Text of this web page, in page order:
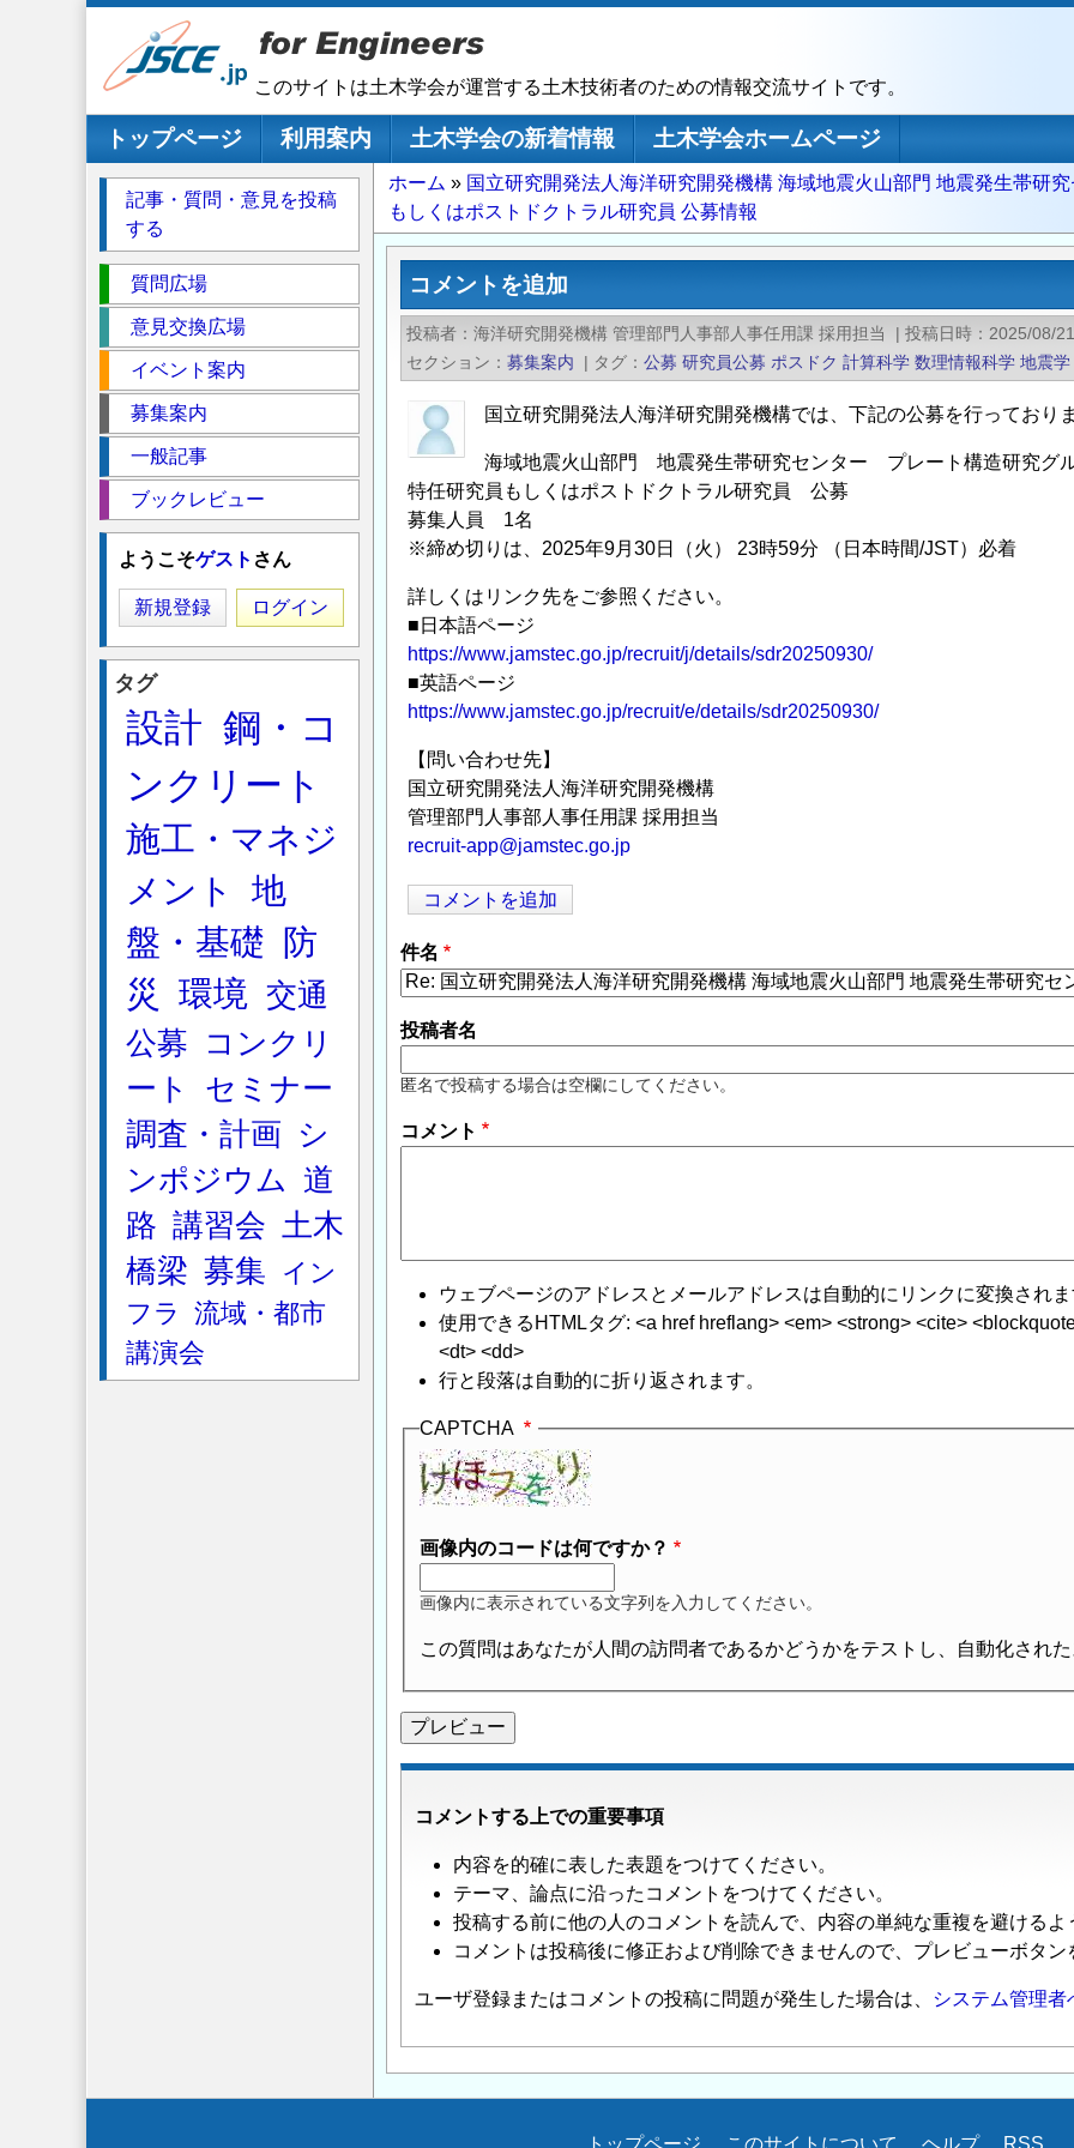
このサイトは土木学会が運営する土木技術者のための情報交流サイトです。
メインナビゲーション
トップページ 利用案内 土木学会の新着情報
土木学会ホームページ
パ
ン
く
ホーム
国立研究開発法人海洋研究開発機構 海域地震火山部門 地震発生帯研
もしくはポストドクトラル研究員 公募情報
コメントを追加
投稿者 海洋研究開発機構 管理部門人事部人事任用課 採用担当 | 投稿日時
2025/08/
セクション
募集案内 | タグ 公募 研究員公募 ポスドク 計算科学 数理情報科学 地震学
国立研究開発法人海洋研究開発機構では、下記の公募を行っておりま
海域地震火山部門 地震発生帯研究センター プレート構造研究グ
特任研究員もしくはポストドクトラル研究員 公募
募集人員 1名
※締め切りは、2025年9月30日（火） 23時59分 （日本時間/JST）必着
詳しくはリンク先をご参照ください。
■日本語ページ
https://www.jamstec.go.jp/recruit/j/details/sdr20250930/
■英語ページ
https://www.jamstec.go.jp/recruit/e/details/sdr20250930/
【問い合わせ先】
国立研究開発法人海洋研究開発機構
管理部門人事部人事任用課 採用担当
recruit-app@jamstec.go.jp
コメントを追加
件名
投稿者名
匿名で投稿する場合は空欄にしてください。
コメント
ウェブページのアドレスとメールアドレスは自動的にリンクに変換されま
使用できるHTMLタグ: <a href hreflang> <em> <strong> <cite>
<dt> <dd>
行と段落は自動的に折り返されます。
CAPTCHA
画像内のコードは何ですか？
画像内に表示されている文字列を入力してください。
この質問はあなたが人間の訪問者であるかどうかをテストし、自動化され
コメントする上での重要事項
内容を的確に表した表題をつけてください。
テーマ、論点に沿ったコメントをつけてください。
投稿する前に他の人のコメントを読んで、内容の単純な重複を避けるよ
コメントは投稿後に修正および削除できませんので、プレビューボタン
ユーザ登録またはコメントの投稿に問題が発生した場合は、 システム管理者
記事・質問・意見を投稿
する
ク
シ
質問広場
意見交換広場
イベント案内
募集案内
一般記事
ブックレビュー
ようこそゲスト さん
新規登録 ログイン
タグ
設計 鋼・コ
ンクリート
施工・マネジ
メント
地
盤・基礎
防
災
環境 交通
公募
コンクリ
ート
セミナー
調査・計画
シ
ンポジウム 道
路 講習会 土木
橋梁 募集
イン
フラ
流域・都市
講演会
トップページ このサイトについて ヘルプ RSS